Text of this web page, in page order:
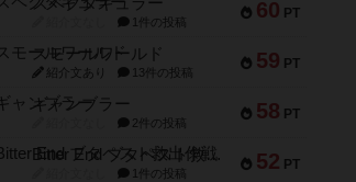
60 PT
1件の投稿
59 PT
スモールワールド
紹介文あり 13件の投稿
58 PT
ギャンブラー
2件の投稿
52 PT
Bitter End ブタペスト救出作戦
1件の投稿